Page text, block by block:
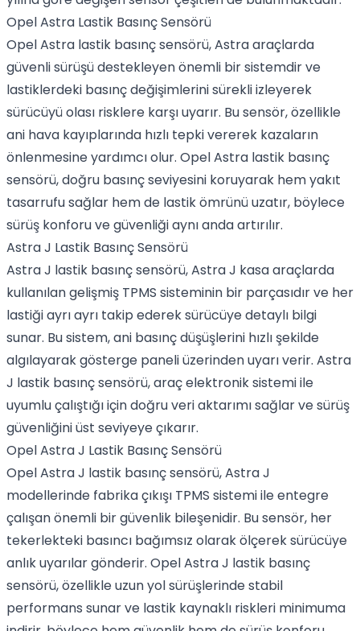
Opel Astra Lastik Basınç Sensörü
Opel Astra lastik basınç sensörü, Astra araçlarda
güvenli sürüşü destekleyen önemli bir sistemdir ve
lastiklerdeki basınç değişimlerini sürekli izleyerek
sürücüyü olası risklere karşı uyarır. Bu sensör, özellikle
ani hava kayıplarında hızlı tepki vererek kazaların
önlenmesine yardımcı olur. Opel Astra lastik basınç
sensörü, doğru basınç seviyesini koruyarak hem yakıt
tasarrufu sağlar hem de lastik ömrünü uzatır, böylece
sürüş konforu ve güvenliği aynı anda artırılır.
Astra J Lastik Basınç Sensörü
Astra J lastik basınç sensörü, Astra J kasa araçlarda
kullanılan gelişmiş TPMS sisteminin bir parçasıdır ve her
lastiği ayrı ayrı takip ederek sürücüye detaylı bilgi
sunar. Bu sistem, ani basınç düşüşlerini hızlı şekilde
algılayarak gösterge paneli üzerinden uyarı verir. Astra
J lastik basınç sensörü, araç elektronik sistemi ile
uyumlu çalıştığı için doğru veri aktarımı sağlar ve sürüş
güvenliğini üst seviyeye çıkarır.
Opel Astra J Lastik Basınç Sensörü
Opel Astra J lastik basınç sensörü, Astra J
modellerinde fabrika çıkışı TPMS sistemi ile entegre
çalışan önemli bir güvenlik bileşenidir. Bu sensör, her
tekerlekteki basıncı bağımsız olarak ölçerek sürücüye
anlık uyarılar gönderir. Opel Astra J lastik basınç
sensörü, özellikle uzun yol sürüşlerinde stabil
performans sunar ve lastik kaynaklı riskleri minimuma